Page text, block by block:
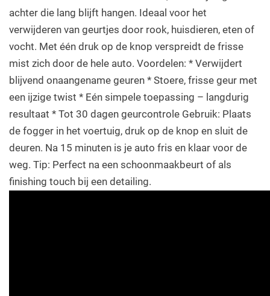
achter die lang blijft hangen. Ideaal voor het
verwijderen van geurtjes door rook, huisdieren, eten of
vocht. Met één druk op de knop verspreidt de frisse
mist zich door de hele auto. Voordelen: * Verwijdert
blijvend onaangename geuren * Stoere, frisse geur met
een ijzige twist * Eén simpele toepassing – langdurig
resultaat * Tot 30 dagen geurcontrole Gebruik: Plaats
de fogger in het voertuig, druk op de knop en sluit de
deuren. Na 15 minuten is je auto fris en klaar voor de
weg. Tip: Perfect na een schoonmaakbeurt of als
finishing touch bij een detailing.